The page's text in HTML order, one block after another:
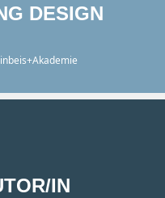
DESIGN
IN